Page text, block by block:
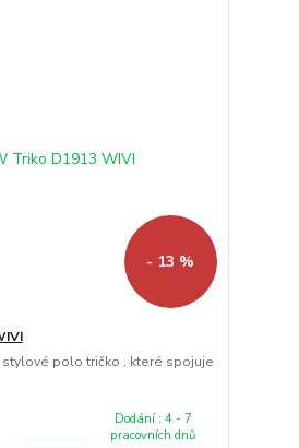
- 13 %
polo tričko , které spojuje
Dodání : 4 - 7
pracovních dnů